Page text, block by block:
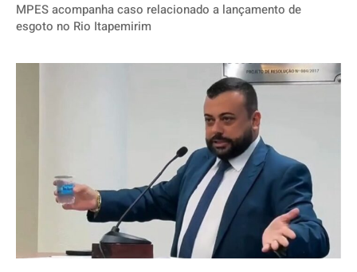
MPES acompanha caso relacionado a lançamento de
esgoto no Rio Itapemirim